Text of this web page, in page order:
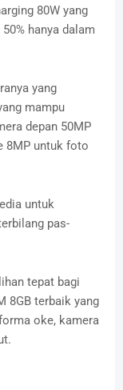
80W yang
hanya dalam
yang
mampu
depan 50MP
8MP untuk foto
untuk
pas-
tepat bagi
8GB terbaik yang
oke, kamera